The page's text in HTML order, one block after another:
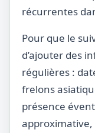
récurrentes
Pour que le
d’ajouter des
régulières :
frelons
présence
approximative,